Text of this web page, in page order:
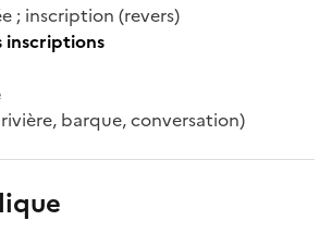
; inscription (revers)
inscriptions
barque, conversation)